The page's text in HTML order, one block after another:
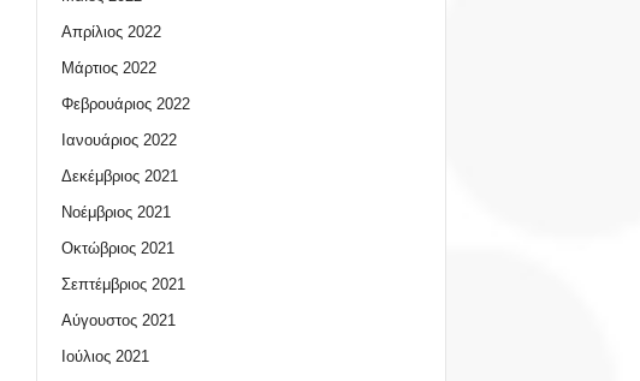
Απρίλιος 2022
Μάρτιος 2022
Φεβρουάριος 2022
Ιανουάριος 2022
Δεκέμβριος 2021
Νοέμβριος 2021
Οκτώβριος 2021
Σεπτέμβριος 2021
Αύγουστος 2021
Ιούλιος 2021